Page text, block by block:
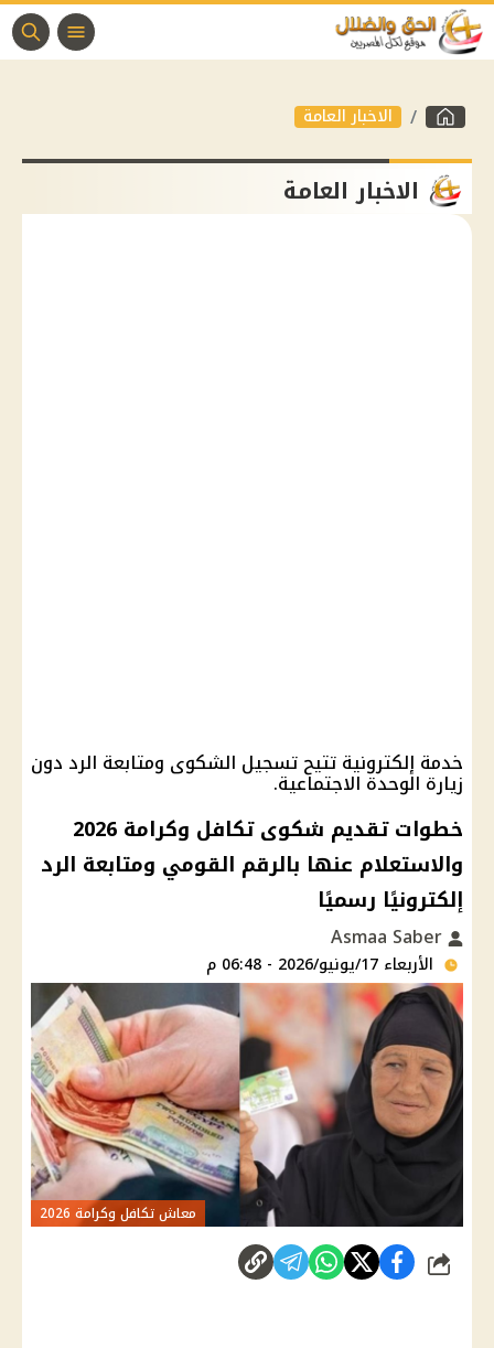
الاخبار العامة
الاخبار العامة
خدمة إلكترونية تتيح تسجيل الشكوى ومتابعة الرد دون
زيارة الوحدة الاجتماعية.
خطوات تقديم شكوى تكافل وكرامة 2026
والاستعلام عنها بالرقم القومي ومتابعة الرد
إلكترونيًا رسميًا
الأربعاء 17/يونيو/2026 - 06:48 م
معاش تكافل وكرامة 2026
شارك